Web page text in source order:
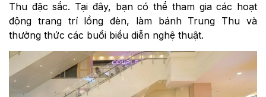
Thu đặc sắc. Tại đây, bạn có thể tham gia các hoạt
động trang trí lồng đèn, làm bánh Trung Thu và
thưởng thức các buổi biểu diễn nghệ thuật.